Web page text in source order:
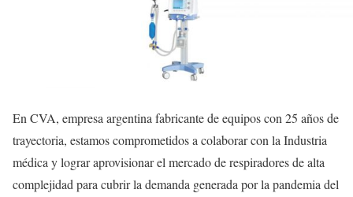
En CVA, empresa argentina fabricante de equipos con 25 años de
trayectoria, estamos comprometidos a colaborar con la Industria
médica y lograr aprovisionar el mercado de respiradores de alta
complejidad para cubrir la demanda generada por la pandemia del